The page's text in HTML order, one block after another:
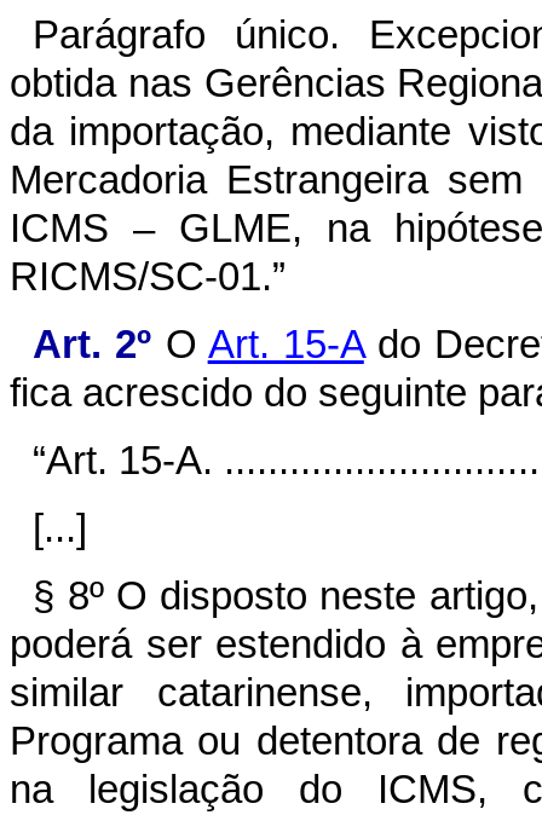
Parágrafo único.
obtida nas Gerências
da importação, mediante
Mercadoria Estrangeira
ICMS – GLME, na
RICMS/SC-01.”
Art. 2º O Art. 15-Ado
fica acrescido do seguinte
“Art. 15-A.
[...]
§ 8º O disposto neste
poderá ser estendido à
similar catarinense,
Programa ou detentora de
na legislação do ICMS,